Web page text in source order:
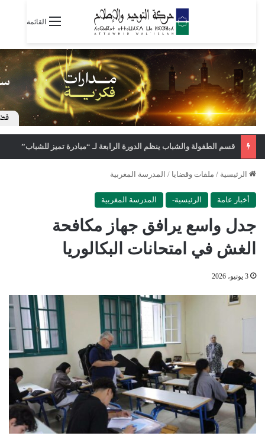
القائمة
قسم الطفولة والشباب ينظم الدورة الرابعة لـ “مبادرة تميز للشباب”
الرئيسية / ملفات وقضايا / المدرسة المغربية
أخبار عامة الرئيسية- المدرسة المغربية
جدل واسع يرافق جهاز مكافحة
الغش في امتحانات البكالوريا
3 يونيو، 2026